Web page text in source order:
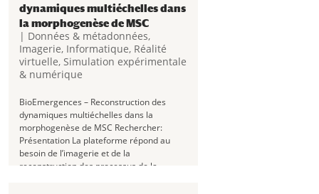
dynamiques multiéchelles dans
la morphogenèse de MSC
| Données & métadonnées,
Imagerie, Informatique, Réalité
virtuelle, Simulation expérimentale
& numérique
BioEmergences – Reconstruction des
dynamiques multiéchelles dans la
morphogenèse de MSC Rechercher:
Présentation La plateforme répond au
besoin de l’imagerie et de la
reconstruction des processus de la